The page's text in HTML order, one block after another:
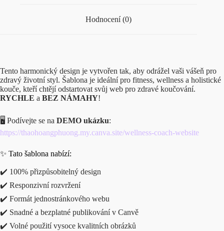
Hodnocení (0)
Tento harmonický design je vytvořen tak, aby odrážel vaši vášeň pro
zdravý životní styl. Šablona je ideální pro fitness, wellness a holistické
kouče, kteří chtějí odstartovat svůj web pro zdravé koučování.
RYCHLE a BEZ NÁMAHY!
🖥️ Podívejte se na DEMO ukázku:
https://thaohoangphuong.my.canva.site/wellness-coach-website
✨ Tato šablona nabízí:
✔️ 100% přizpůsobitelný design
✔️ Responzivní rozvržení
✔️ Formát jednostránkového webu
✔️ Snadné a bezplatné publikování v Canvě
✔️ Volné použití vysoce kvalitních obrázků